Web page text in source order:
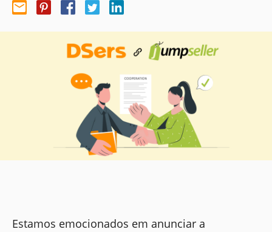
Estamos emocionados em anunciar a